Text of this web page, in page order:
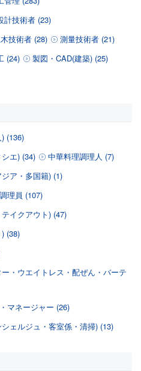
計技術者 (23)
技術者 (28)
測量技術者 (21)
(24)
製図・CAD(建築) (25)
(136)
エ) (34)
中華料理調理人 (7)
ア・多国籍) (1)
理員 (107)
イクアウト) (47)
(38)
・ウエイトレス・配ぜん・バーテ
マネージャー (26)
ェルジュ・客室係・清掃) (13)